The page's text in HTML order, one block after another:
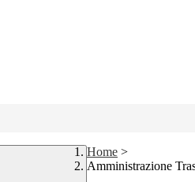
Home >
Amministrazione